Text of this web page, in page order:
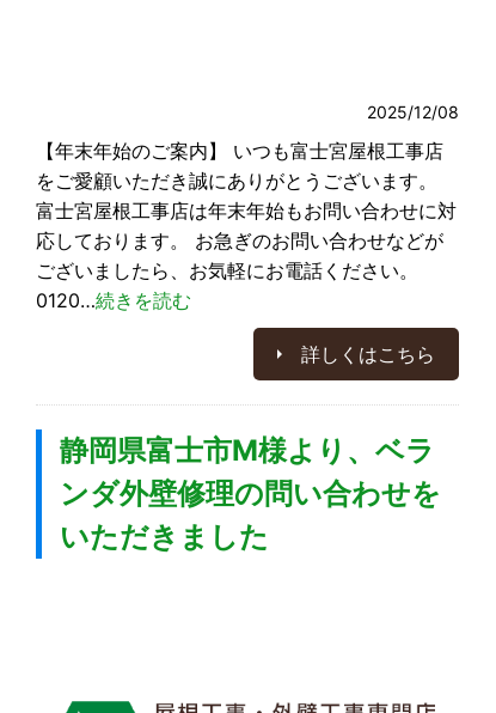
2025/12/08
【年末年始のご案内】 いつも富士宮屋根工事店
をご愛顧いただき誠にありがとうございます。
富士宮屋根工事店は年末年始もお問い合わせに対
応しております。 お急ぎのお問い合わせなどが
ございましたら、お気軽にお電話ください。
0120…続きを読む
詳しくはこちら
静岡県富士市M様より、ベラ
ンダ外壁修理の問い合わせを
いただきました